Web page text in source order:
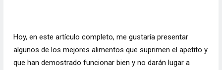
Hoy, en este artículo completo, me gustaría presentar
algunos de los mejores alimentos que suprimen el apetito y
que han demostrado funcionar bien y no darán lugar a